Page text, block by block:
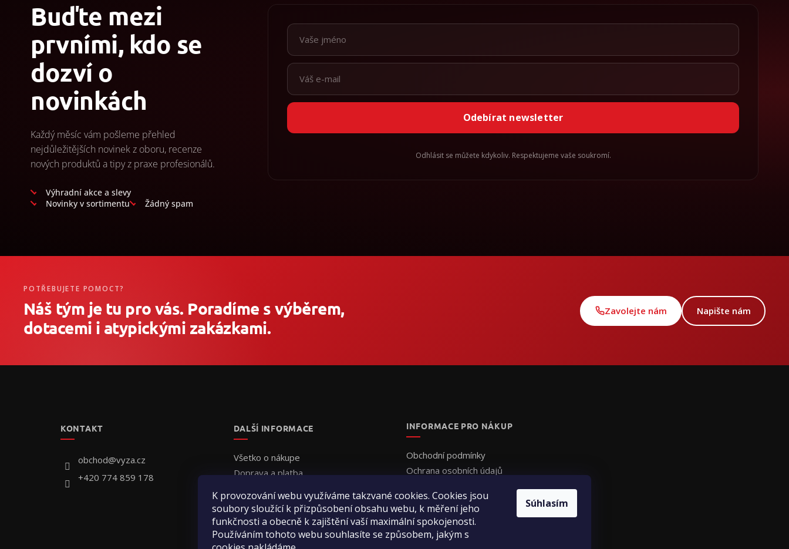
K provozování webu využíváme takzvané cookies. Cookies jsou
soubory sloužící k přizpůsobení obsahu webu, k měření jeho
funkčnosti a obecně k zajištění vaší maximální spokojenosti.
Používáním tohoto webu souhlasíte se způsobem, jakým s
Súhlasím
Buďte mezi
prvními, kdo se
dozví o
novinkách
Každý měsíc vám pošleme přehled
nejdůležitějších novinek z oboru, recenze
nových produktů a tipy z praxe profesionálů.
Výhradní akce a slevy
Novinky v sortimentu
Žádný spam
Odebírat newsletter
Odhlásit se můžete kdykoliv. Respektujeme vaše soukromí.
POTŘEBUJETE POMOCT?
Náš tým je tu pro vás. Poradíme s výběrem,
dotacemi i atypickými zakázkami.
Zavolejte nám Napište nám
KONTAKT
obchod@vyza.cz
+420 774 859 178
DALŠÍ INFORMACE
Všetko o nákupe
Doprava a platba
Ako objednať
Hodnotenie obchodu
Kontakty
INFORMACE PRO NÁKUP
Obchodní podmínky
Ochrana osobních údajů
Formulář - Odstoupení od smlouvy